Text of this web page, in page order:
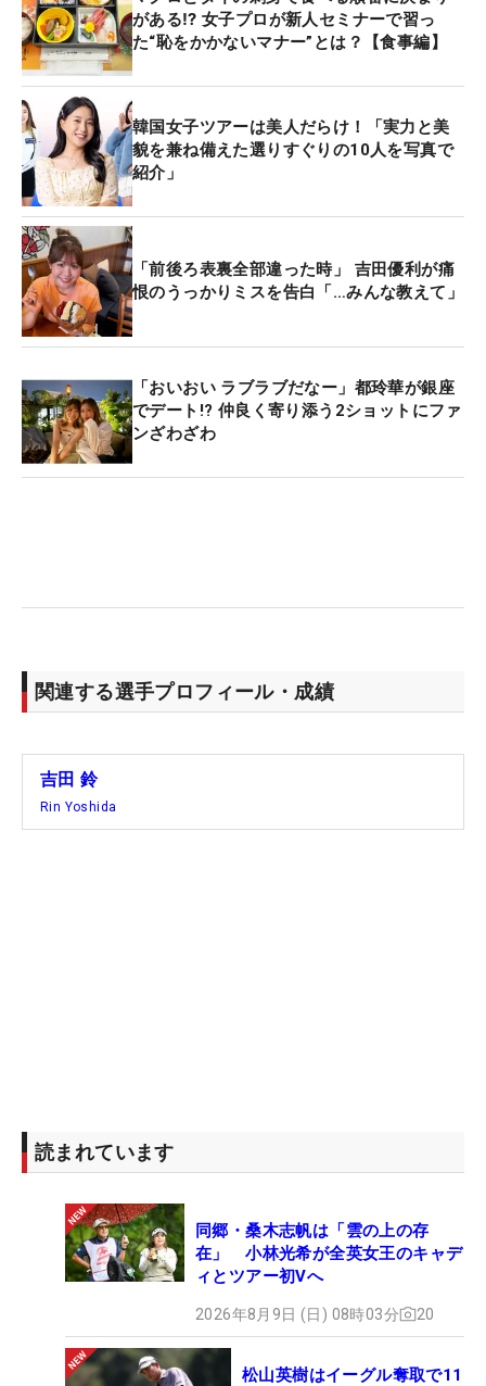
がある⁉ 女子プロが新人セミナーで習っ
た“恥をかかないマナー”とは？【食事編】
韓国女子ツアーは美人だらけ！「実力と美
貌を兼ね備えた選りすぐりの10人を写真で
紹介」
「前後ろ表裏全部違った時」 吉田優利が痛
恨のうっかりミスを告白「…みんな教えて」
「おいおい ラブラブだなー」都玲華が銀座
でデート!? 仲良く寄り添う2ショットにファ
ンざわざわ
関連する選手プロフィール・成績
吉田 鈴
Rin Yoshida
読まれています
同郷・桑木志帆は「雲の上の存
在」 小林光希が全英女王のキャデ
ィとツアー初Vへ
2026年8月9日 (日) 08時03分 20
松山英樹はイーグル奪取で11